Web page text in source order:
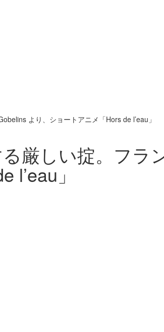
より、ショートアニメ「Hors de l’eau」
厳しい掟。フラ
」